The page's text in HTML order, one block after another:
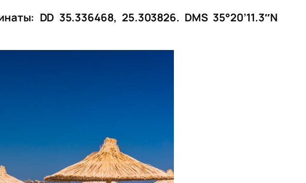
DD 35.336468, 25.303826. DMS 35°20’11.3″N